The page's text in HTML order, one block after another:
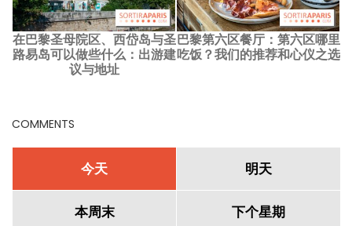
在巴黎圣母院区、西岱岛与圣
路易岛可以做些什么：出游建
议与地址
巴黎第六区餐厅：第六区哪里
吃饭？我们的推荐和心仪之选
COMMENTS
今天 明天
本周末 下个星期